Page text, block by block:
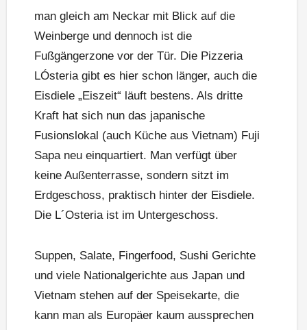
man gleich am Neckar mit Blick auf die
Weinberge und dennoch ist die
Fußgängerzone vor der Tür. Die Pizzeria
LÓsteria gibt es hier schon länger, auch die
Eisdiele „Eiszeit“ läuft bestens. Als dritte
Kraft hat sich nun das japanische
Fusionslokal (auch Küche aus Vietnam) Fuji
Sapa neu einquartiert. Man verfügt über
keine Außenterrasse, sondern sitzt im
Erdgeschoss, praktisch hinter der Eisdiele.
Die L´Osteria ist im Untergeschoss.
Suppen, Salate, Fingerfood, Sushi Gerichte
und viele Nationalgerichte aus Japan und
Vietnam stehen auf der Speisekarte, die
kann man als Europäer kaum aussprechen